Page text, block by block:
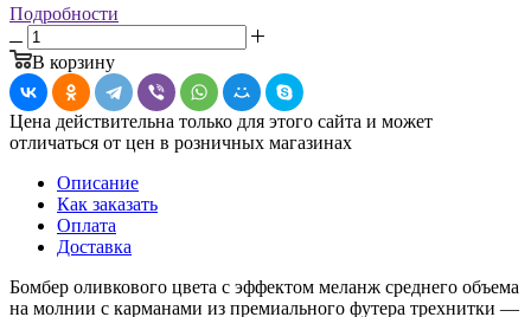
Подробности
В корзину
Цена действительна только для этого сайта и может
отличаться от цен в розничных магазинах
Описание
Как заказать
Оплата
Доставка
Бомбер оливкового цвета с эффектом меланж среднего объема
на молнии с карманами из премиального футера трехнитки —